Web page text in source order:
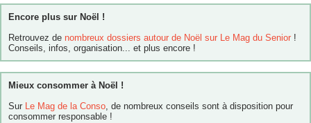
Encore plus sur Noël !
Retrouvez de nombreux dossiers autour de Noël sur Le Mag du Senior !
Conseils, infos, organisation... et plus encore !
Mieux consommer à Noël !
Sur Le Mag de la Conso, de nombreux conseils sont à disposition pour
consommer responsable !